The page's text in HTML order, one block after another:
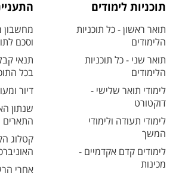
תוכניות לימודים
תואר ראשון - כל תוכניות
הלימודים
תואר שני - כל תוכניות
הלימודים
לימודי תואר שלישי -
דוקטורט
לימודי תעודה ולימודי
המשך
לימודים קדם אקדמיים -
מכינות
מחשבון
וסכם
תנאי
בכל
דיור
שנתון
התארים
קטלוג
אחרי